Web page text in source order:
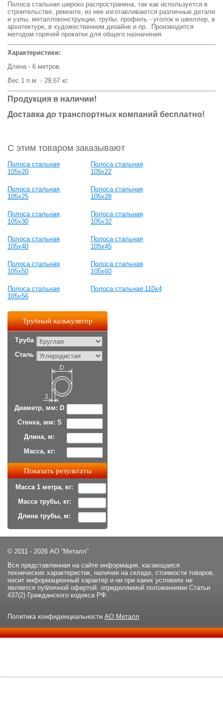
Полоса стальная широко распространена, так как используется в
строительстве, ремонте, из нее изготавливаются различные детали
и узлы, металлоконструкции, трубы, профиль - уголок и швеллер, в
архитектуре, в художественном дизайне и пр.. Производится
методом горячей прокатки для общего назначения.
Характеристики:
Длина - 6 метров.
Вес 1 п.м. - 29,67 кг.
Продукция в наличии!
Доставка до транспортных компаний бесплатно!
С этим товаром заказывают
Полоса стальная
105x20
Полоса стальная
105x22
Полоса стальная
105x25
Полоса стальная
105x28
Полоса стальная
105x30
Полоса стальная
105x32
Полоса стальная
105x40
Полоса стальная
105x45
Полоса стальная
105x50
Полоса стальная
105x60
Полоса стальная
105x56
Полоса стальная 110x4
Трубный калькулятор
Труба
Сталь
Диаметр, мм: D
Стенка, мм: S
Длина, м:
Масса, кг:
Масса 1 метра, кг:
Масса трубы, кг:
Длина трубы, м:
© 2011 - 2026 АО “Металл”
Вся представленная на сайте информация, касающаяся
технических характеристик, наличия на складе, стоимости товаров,
носит информационный характер и ни при каких условиях не
является публичной офертой, определяемой положениями Статьи
437(2) Гражданского кодекса РФ.
Политика конфиденциальности АО Металл